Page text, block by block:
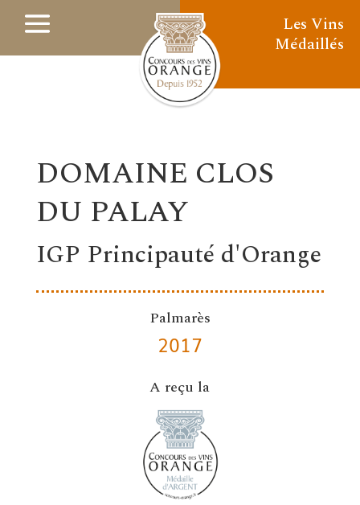
Les Vins
Médaillés
DOMAINE CLOS
DU PALAY
IGP Principauté d'Orange
Palmarès
2017
A reçu la